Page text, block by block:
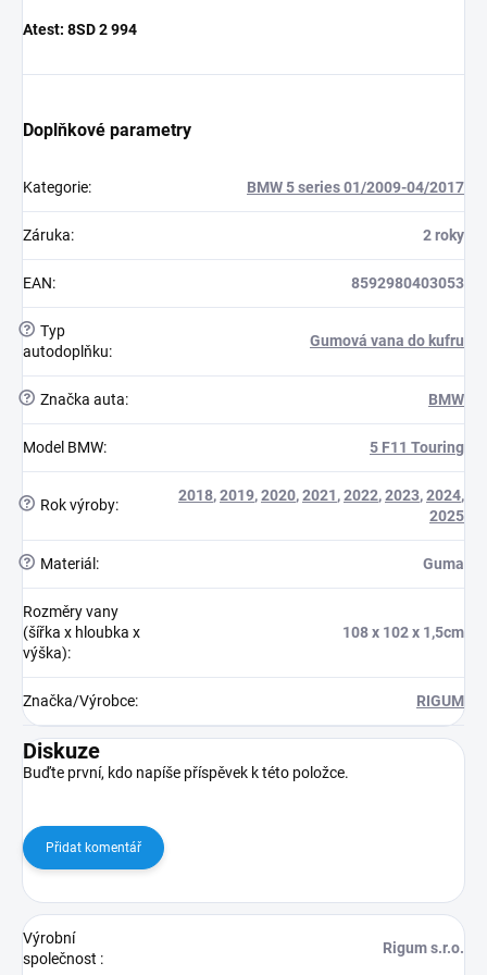
Atest: 8SD 2 994
Doplňkové parametry
Kategorie: BMW 5 series 01/2009-04/2017
Záruka: 2 roky
EAN: 8592980403053
? Typ
autodoplňku:
Gumová vana do kufru
? Značka auta: BMW
Model BMW: 5 F11 Touring
? Rok výroby:
2018,2019,2020,2021,2022,2023,2024,
2025
? Materiál : Guma
Rozměry vany
(šířka x hloubka x
výška):
108 x 102 x 1,5cm
Značka/Výrobce: RIGUM
Diskuze
Buďte první, kdo napíše příspěvek k této položce.
Přidat komentář
Výrobní
společnost :
Rigum s.r.o.